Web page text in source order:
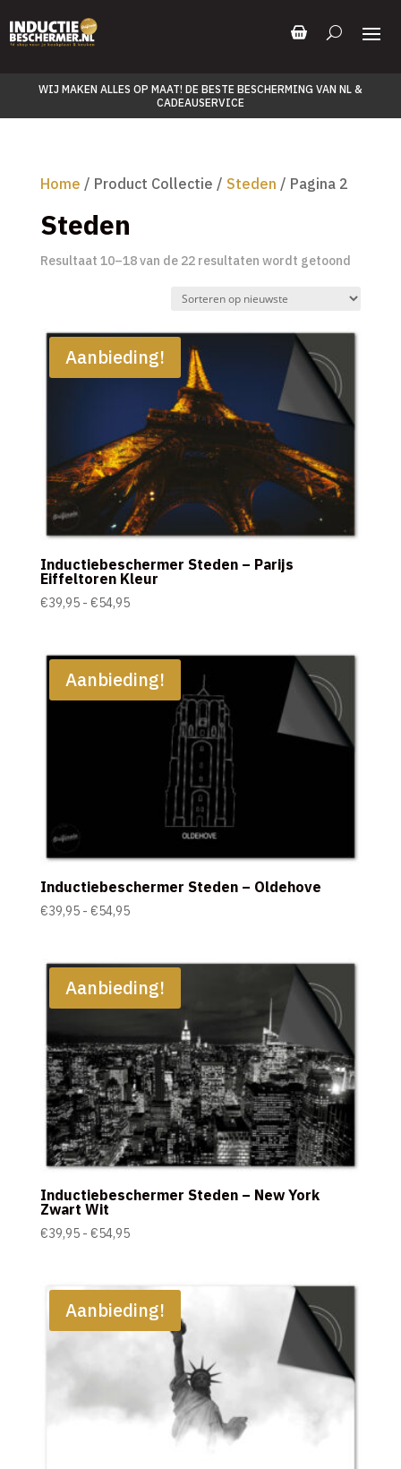
WIJ MAKEN ALLES OP MAAT! DE BESTE BESCHERMING VAN NL &
CADEAUSERVICE
Home / Product Collectie / Steden / Pagina 2
Steden
Resultaat 10–18 van de 22 resultaten wordt getoond
Aanbieding!
Inductiebeschermer Steden – Parijs
Eiffeltoren Kleur
€39,95 - €54,95Prijsklasse:
€54,95
Aanbieding!
Inductiebeschermer Steden – Oldehove
€39,95 - €54,95Prijsklasse:
€54,95
Aanbieding!
Inductiebeschermer Steden – New York
Zwart Wit
€39,95 - €54,95Prijsklasse:
€54,95
Aanbieding!